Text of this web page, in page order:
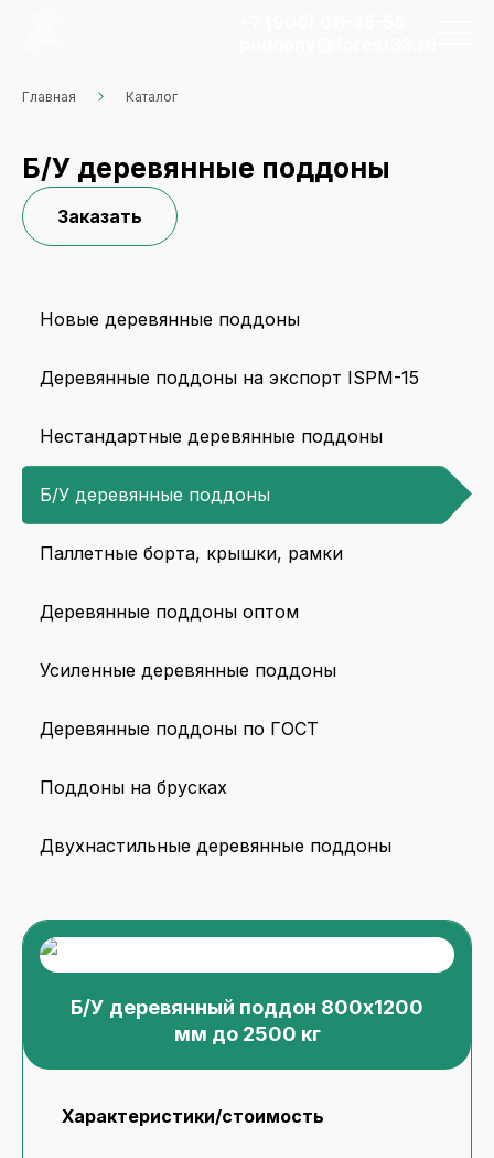
Главная Каталог
Б/У деревянные поддоны
Заказать
Новые деревянные поддоны
Деревянные поддоны на экспорт ISPM-15
Нестандартные деревянные поддоны
Б/У деревянные поддоны
Паллетные борта, крышки, рамки
Деревянные поддоны оптом
Усиленные деревянные поддоны
Деревянные поддоны по ГОСТ
Поддоны на брусках
Двухнастильные деревянные поддоны
Б/У деревянный поддон 800x1200
мм до 2500 кг
Характеристики/стоимость